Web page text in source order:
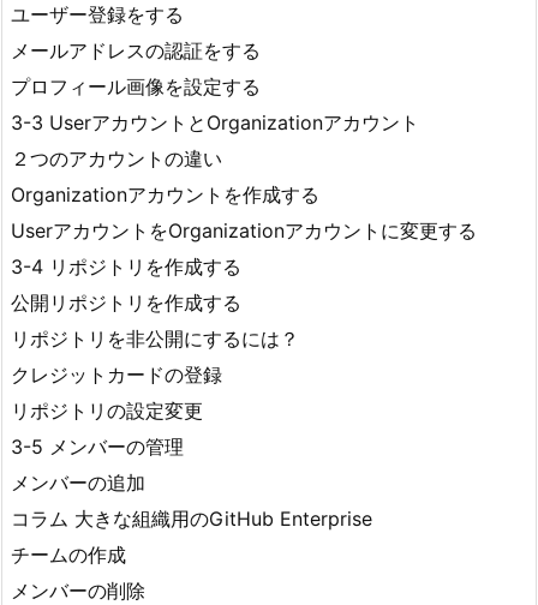
ユーザー登録をする
メールアドレスの認証をする
プロフィール画像を設定する
3-3 UserアカウントとOrganizationアカウント
２つのアカウントの違い
Organizationアカウントを作成する
UserアカウントをOrganizationアカウントに変更する
3-4 リポジトリを作成する
公開リポジトリを作成する
リポジトリを非公開にするには？
クレジットカードの登録
リポジトリの設定変更
3-5 メンバーの管理
メンバーの追加
コラム 大きな組織用のGitHub Enterprise
チームの作成
メンバーの削除